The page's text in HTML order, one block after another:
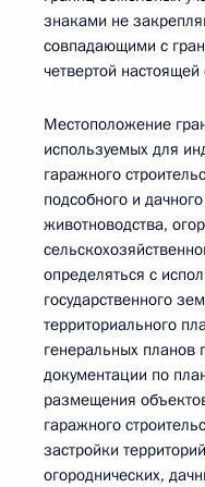
знаками не
совпадающими с
четвертой настоящей
Местоположение
используемых для
гаражного
подсобного и
животноводства,
определяться с
государственного
территориального
генеральных планов
документации по
размещения
гаражного
застройки
огороднических,